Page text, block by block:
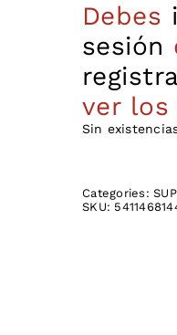
Debes
sesión
ver los
Sin
Categories:
SKU: